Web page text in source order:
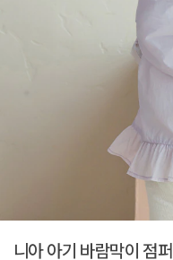
니아 아기 바람막이 점퍼